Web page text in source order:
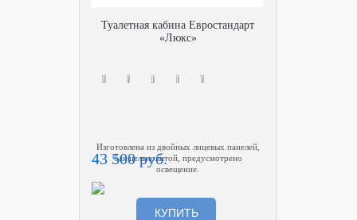
Туалетная кабина Евростандарт
«Люкс»
Изготовлена из двойных лицевых панелей,
бак цельнолитой, предусмотрено
освещение.
43 500 руб.
КУПИТЬ